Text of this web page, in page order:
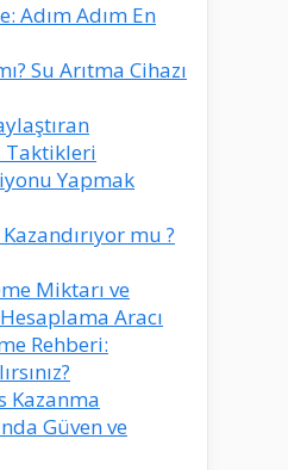
Adım Adım En
Su Arıtma Cihazı
Taktikleri
Yapmak
mu ?
Miktarı ve
Aracı
Rehberi:
Kazanma
Güven ve